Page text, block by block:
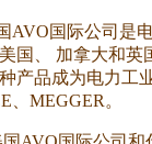
AVO国际公司是
国、 加拿大和英
产品成为电力工
、MEGGER。